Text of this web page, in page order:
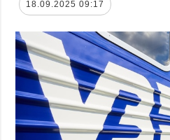
18.09.2025 09:17